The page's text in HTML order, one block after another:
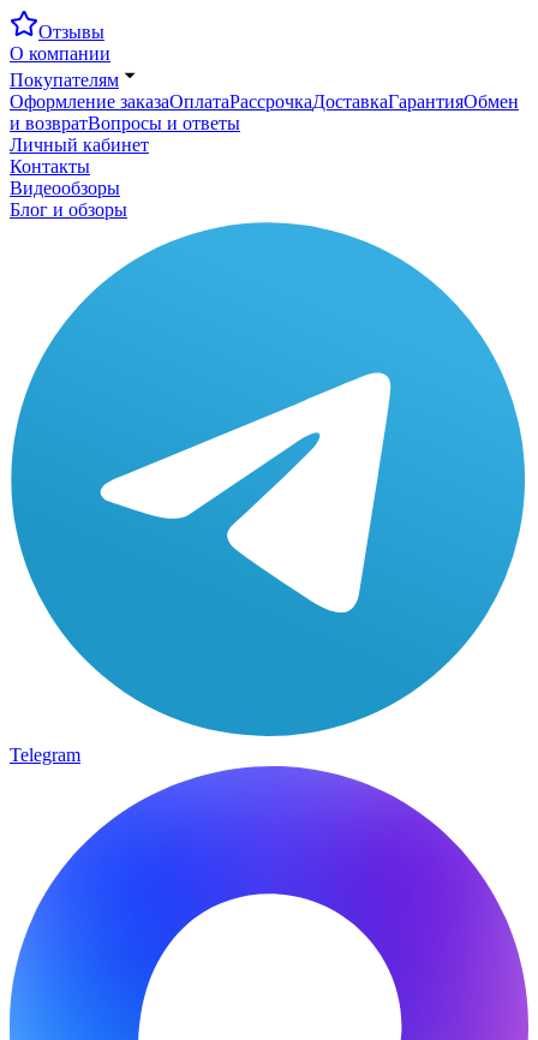
Отзывы
О компании
Покупателям
Оформление заказаОплатаРассрочкаДоставкаГарантияОбмен
и возвратВопросы и ответы
Личный кабинет
Контакты
Видеообзоры
Блог и обзоры
Telegram